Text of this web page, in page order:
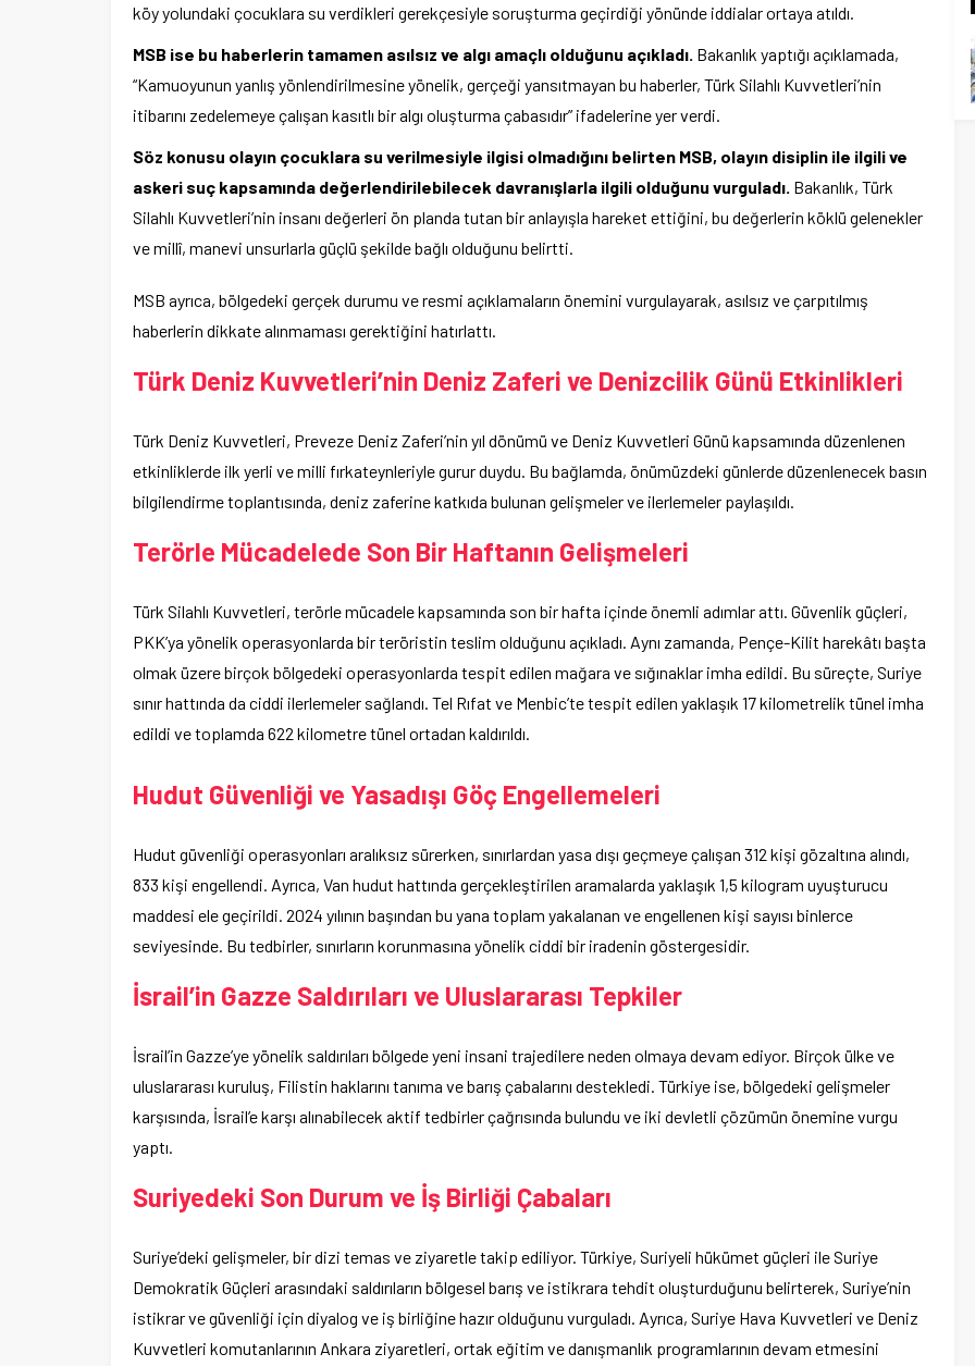
köy yolundaki çocuklara su verdikleri gerekçesiyle soruşturma geçirdiği yönünde iddialar ortaya atıldı.
MSB ise bu haberlerin tamamen asılsız ve algı amaçlı olduğunu açıkladı. Bakanlık yaptığı açıklamada,
“Kamuoyunun yanlış yönlendirilmesine yönelik, gerçeği yansıtmayan bu haberler, Türk Silahlı Kuvvetleri’nin
itibarını zedelemeye çalışan kasıtlı bir algı oluşturma çabasıdır” ifadelerine yer verdi.
Söz konusu olayın çocuklara su verilmesiyle ilgisi olmadığını belirten MSB, olayın disiplin ile ilgili ve
askeri suç kapsamında değerlendirilebilecek davranışlarla ilgili olduğunu vurguladı. Bakanlık, Türk
Silahlı Kuvvetleri’nin insanı değerleri ön planda tutan bir anlayışla hareket ettiğini, bu değerlerin köklü gelenekler
ve millî, manevi unsurlarla güçlü şekilde bağlı olduğunu belirtti.
MSB ayrıca, bölgedeki gerçek durumu ve resmi açıklamaların önemini vurgulayarak, asılsız ve çarpıtılmış
haberlerin dikkate alınmaması gerektiğini hatırlattı.
Türk Deniz Kuvvetleri’nin Deniz Zaferi ve Denizcilik Günü Etkinlikleri
Türk Deniz Kuvvetleri, Preveze Deniz Zaferi’nin yıl dönümü ve Deniz Kuvvetleri Günü kapsamında düzenlenen
etkinliklerde ilk yerli ve milli fırkateynleriyle gurur duydu. Bu bağlamda, önümüzdeki günlerde düzenlenecek basın
bilgilendirme toplantısında, deniz zaferine katkıda bulunan gelişmeler ve ilerlemeler paylaşıldı.
Terörle Mücadelede Son Bir Haftanın Gelişmeleri
Türk Silahlı Kuvvetleri, terörle mücadele kapsamında son bir hafta içinde önemli adımlar attı. Güvenlik güçleri,
PKK’ya yönelik operasyonlarda bir teröristin teslim olduğunu açıkladı. Aynı zamanda, Pençe-Kilit harekâtı başta
olmak üzere birçok bölgedeki operasyonlarda tespit edilen mağara ve sığınaklar imha edildi. Bu süreçte, Suriye
sınır hattında da ciddi ilerlemeler sağlandı. Tel Rıfat ve Menbic’te tespit edilen yaklaşık 17 kilometrelik tünel imha
edildi ve toplamda 622 kilometre tünel ortadan kaldırıldı.
Hudut Güvenliği ve Yasadışı Göç Engellemeleri
Hudut güvenliği operasyonları aralıksız sürerken, sınırlardan yasa dışı geçmeye çalışan 312 kişi gözaltına alındı,
833 kişi engellendi. Ayrıca, Van hudut hattında gerçekleştirilen aramalarda yaklaşık 1,5 kilogram uyuşturucu
maddesi ele geçirildi. 2024 yılının başından bu yana toplam yakalanan ve engellenen kişi sayısı binlerce
seviyesinde. Bu tedbirler, sınırların korunmasına yönelik ciddi bir iradenin göstergesidir.
İsrail’in Gazze Saldırıları ve Uluslararası Tepkiler
İsrail’in Gazze’ye yönelik saldırıları bölgede yeni insani trajedilere neden olmaya devam ediyor. Birçok ülke ve
uluslararası kuruluş, Filistin haklarını tanıma ve barış çabalarını destekledi. Türkiye ise, bölgedeki gelişmeler
karşısında, İsrail’e karşı alınabilecek aktif tedbirler çağrısında bulundu ve iki devletli çözümün önemine vurgu
yaptı.
Suriyedeki Son Durum ve İş Birliği Çabaları
Suriye’deki gelişmeler, bir dizi temas ve ziyaretle takip ediliyor. Türkiye, Suriyeli hükümet güçleri ile Suriye
Demokratik Güçleri arasındaki saldırıların bölgesel barış ve istikrara tehdit oluşturduğunu belirterek, Suriye’nin
istikrar ve güvenliği için diyalog ve iş birliğine hazır olduğunu vurguladı. Ayrıca, Suriye Hava Kuvvetleri ve Deniz
Kuvvetleri komutanlarının Ankara ziyaretleri, ortak eğitim ve danışmanlık programlarının devam etmesini